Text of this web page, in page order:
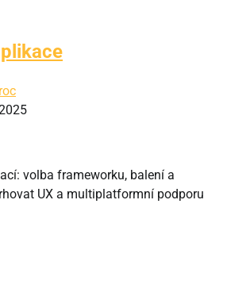
volba frameworku, balení a
UX a multiplatformní podporu